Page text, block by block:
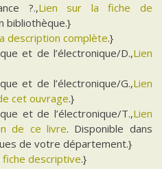
?.,Lien sur la fiche de
bibliothèque.}
description complète.}
et de l’électronique/D.,Lien
et de l’électronique/G.,Lien
cet ouvrage.}
et de l’électronique/T.,Lien
de ce livre. Disponible dans
de votre département.}
fiche descriptive.}